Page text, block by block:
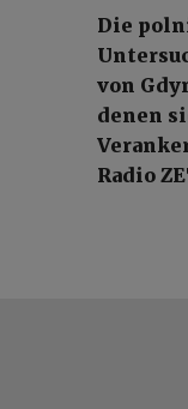
Die
von
denen
Radio